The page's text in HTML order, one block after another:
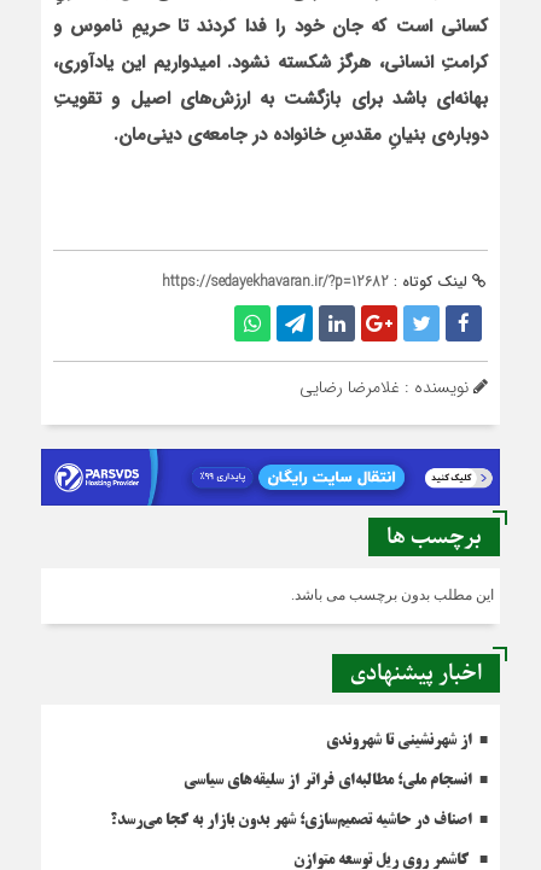
کسانی است که جان خود را فدا کردند تا حریمِ ناموس و
کرامتِ انسانی، هرگز شکسته نشود. امیدواریم این یادآوری،
بهانه‌ای باشد برای بازگشت به ارزش‌های اصیل و تقویتِ
دوباره‌ی بنیانِ مقدسِ خانواده در جامعه‌ی دینی‌مان.
لینک کوتاه : https://sedayekhavaran.ir/?p=12682
نویسنده : غلامرضا رضایی
برچسب ها
این مطلب بدون برچسب می باشد.
اخبار پیشنهادی
از شهرنشینی تا شهروندی
انسجام ملی؛ مطالبه‌ای فراتر از سلیقه‌های سیاسی
اصناف در حاشیه تصمیم‌سازی؛ شهر بدون بازار به کجا می‌رسد؟
کاشمر روی ریل توسعه متوازن